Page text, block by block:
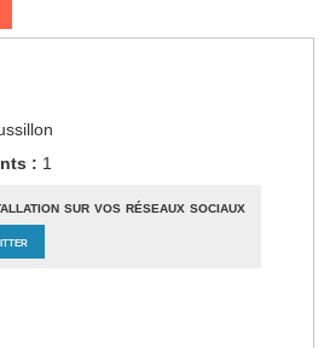
: 1
sur vos réseaux sociaux